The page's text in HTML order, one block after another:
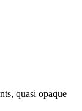
quasi opaque